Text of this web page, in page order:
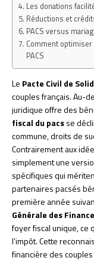
Les donations
Réductions et
PACS versus
Comment
PACS
Le Pacte Civil de
couples français. Au-
juridique offre des
fiscal du pacsse
commune, droits de
Contrairement aux
simplement une
spécifiques qui
partenaires pacsés
première année
Générale des
foyer fiscal unique, ce
l’impôt. Cette
financière des